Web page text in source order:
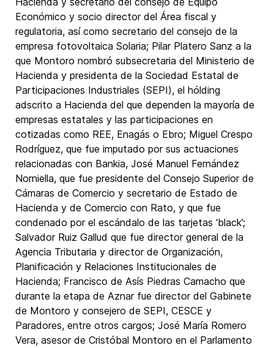
Económico y socio director del Área fiscal y
regulatoria, así como secretario del consejo de la
empresa fotovoltaica Solaria; Pilar Platero Sanz a la
que Montoro nombró subsecretaria del Ministerio de
Hacienda y presidenta de la Sociedad Estatal de
Participaciones Industriales (SEPI), el hólding
adscrito a Hacienda del que dependen la mayoría de
empresas estatales y las participaciones en
cotizadas como REE, Enagás o Ebro; Miguel Crespo
Rodríguez, que fue imputado por sus actuaciones
relacionadas con Bankia, José Manuel Fernández
Norniella, que fue presidente del Consejo Superior de
Cámaras de Comercio y secretario de Estado de
Hacienda y de Comercio con Rato, y que fue
condenado por el escándalo de las tarjetas ‘black’;
Salvador Ruiz Gallud que fue director general de la
Agencia Tributaria y director de Organización,
Planificación y Relaciones Institucionales de
Hacienda; Francisco de Asís Piedras Camacho que
durante la etapa de Aznar fue director del Gabinete
de Montoro y consejero de SEPI, CESCE y
Paradores, entre otros cargos; José María Romero
Vera, asesor de Cristóbal Montoro en el Parlamento